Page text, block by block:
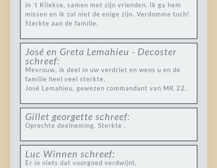
in ’t Kliekse, samen met zijn vrienden. Ik ga hem
missen en ik zal niet de enige zijn. Verdomme toch!
Sterkte aan de familie.
José en Greta Lemahieu - Decoster
schreef:
Mevrouw, ik deel in uw verdriet en wens u en de
familie heel veel sterkte.
José Lemahieu, gewezen commandant van MK 22.
Gillet georgette schreef:
Oprechte deelneming. Sterkte .
Luc Winnen schreef:
Er in niets dat voorgoed verdwijnt,